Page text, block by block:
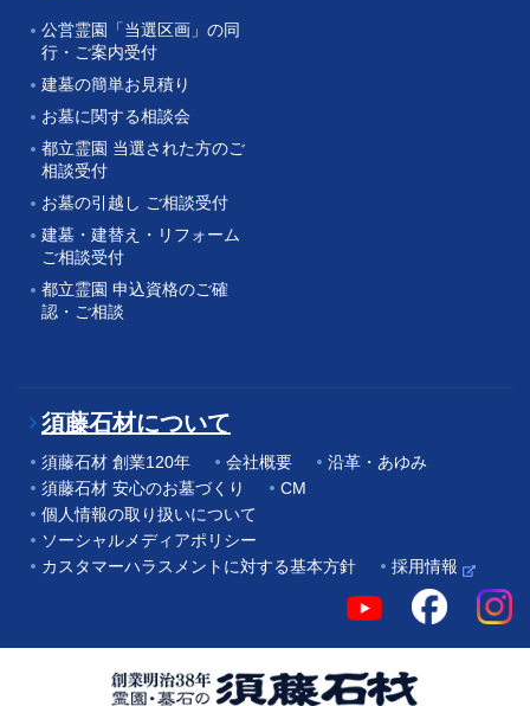
公営霊園「当選区画」の同
行・ご案内受付
建墓の簡単お見積り
お墓に関する相談会
都立霊園 当選された方のご
相談受付
お墓の引越し ご相談受付
建墓・建替え・リフォーム
ご相談受付
都立霊園 申込資格のご確
認・ご相談
須藤石材について
須藤石材 創業120年 会社概要
沿革・あゆみ
須藤石材 安心のお墓づくり
CM
個人情報の取り扱いについて
ソーシャルメディアポリシー
カスタマーハラスメントに対する基本方針
採用情報